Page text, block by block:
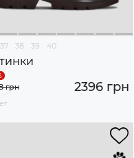
37 38 39 40
2396 грн
грн